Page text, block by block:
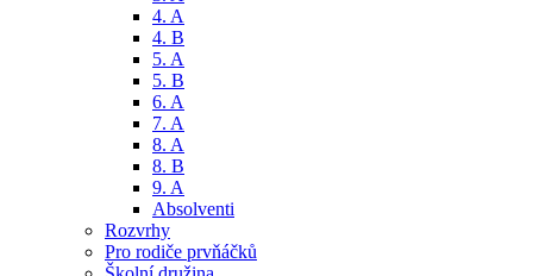
4. A
4. B
5. A
5. B
6. A
7. A
8. A
8. B
9. A
Absolventi
Rozvrhy
Pro rodiče prvňáčků